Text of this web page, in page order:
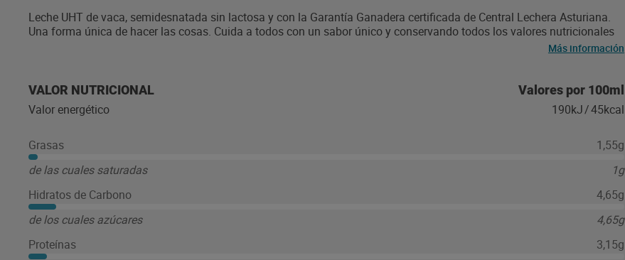
Leche UHT de vaca, semidesnatada sin lactosa y con la Garantía Ganadera certificada de Central Lechera Asturiana.
Una forma única de hacer las cosas. Cuida a todos con un sabor único y conservando todos los valores nutricionales
necesarios. La leche semidesnatada sin lactosa de siempre en un moderno envase de cartón. Además, con este tapón
Más información
VALOR NUTRICIONAL Valores por 100ml
Valor energético 190kJ/45kcal
Grasas
1,55g
de las cuales saturadas
1g
Hidratos de Carbono
4,65g
de los cuales azúcares
4,65g
Proteínas
3,15g